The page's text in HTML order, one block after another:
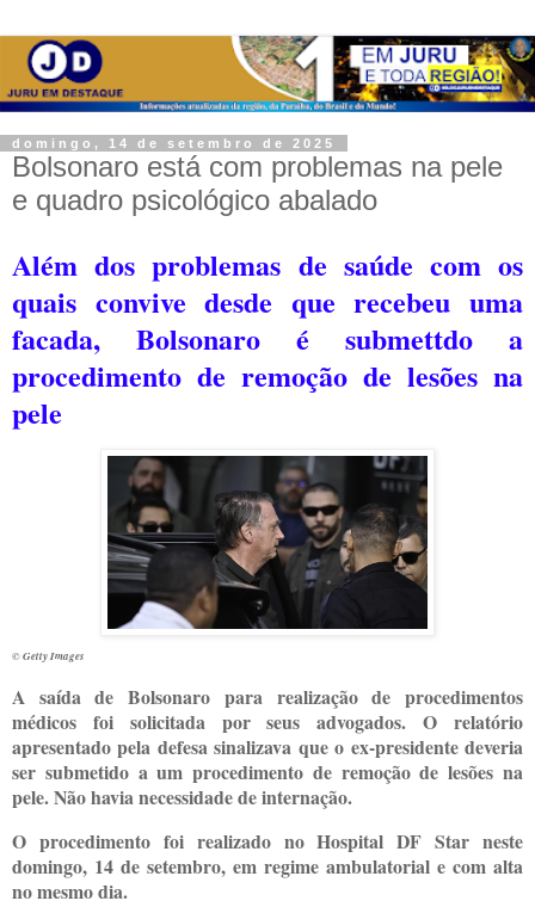
domingo, 14 de setembro de 2025
Bolsonaro está com problemas na pele
e quadro psicológico abalado
Além dos problemas de saúde com os
quais convive desde que recebeu uma
facada, Bolsonaro é submettdo a
procedimento de remoção de lesões na
pele
© Getty Images
A saída de Bolsonaro para realização de procedimentos
médicos foi solicitada por seus advogados. O relatório
apresentado pela defesa sinalizava que o ex-presidente deveria
ser submetido a um procedimento de remoção de lesões na
pele. Não havia necessidade de internação.
O procedimento foi realizado no Hospital DF Star neste
domingo, 14 de setembro, em regime ambulatorial e com alta
no mesmo dia.